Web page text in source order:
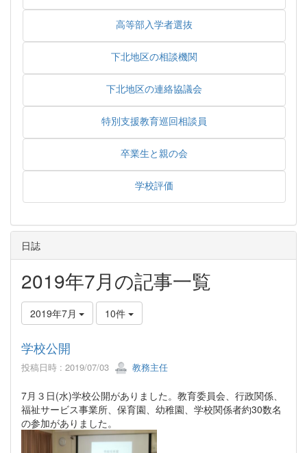
高等部入学者選抜
下北地区の相談機関
下北地区の連絡協議会
特別支援教育巡回相談員
卒業生と親の会
学校評価
日誌
2019年7月の記事一覧
2019年7月 10件
学校公開
投稿日時 : 2019/07/03 教務主任
7月３日(水)学校公開がありました。教育委員会、行政関係、
福祉サービス事業所、保育園、幼稚園、学校関係者約30数名
の参加がありました。